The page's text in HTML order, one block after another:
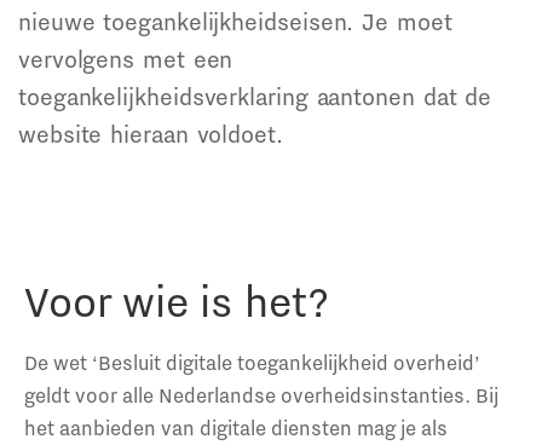
nieuwe toegankelijkheidseisen. Je moet
vervolgens met een
toegankelijkheidsverklaring aantonen dat de
website hieraan voldoet.
Voor wie is het?
De wet ‘Besluit digitale toegankelijkheid overheid’
geldt voor alle Nederlandse overheidsinstanties. Bij
het aanbieden van digitale diensten mag je als